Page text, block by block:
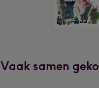
Vaak samen